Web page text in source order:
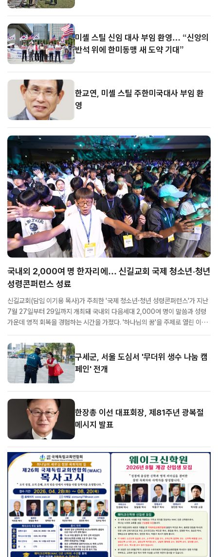
미셸 스틸 신임 대사 부임 환영… “신앙의
반석 위에 한미동맹 새 도약 기대”
한교연, 미셸 스틸 주한미국대사 부임 환
영
국내외 2,000여 명 한자리에… 신길교회 국제 청소년·청년
성령콘퍼런스 성료
신길교회(담임 이기용 목사)가 주최한 '국제 청소년·청년 성령콘퍼런스'가 지난
7월 27일부터 29일까지 개최돼 국내외 다음세대 2,000여 명이 말씀과 성령
가운데 영적 회복을 경험하는 시간을 가졌다. '하나님의 꿈'을 주제로 열린 이번
참석했으며, 해외에서도 참가자들이 함께해 국제적인 규모의 성령집회로 진행
됐다. 특...
구세군, 서울 도심서 '무더위 생수 나눔 캠
페인' 전개
한장총 이선 대표회장, 제81주년 광복절
메시지 발표